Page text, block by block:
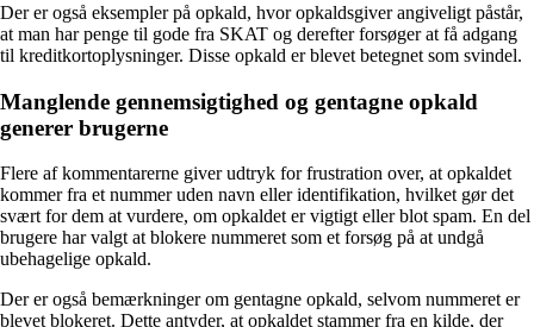
Der er også eksempler på opkald, hvor opkaldsgiver angiveligt påstår,
at man har penge til gode fra SKAT og derefter forsøger at få adgang
til kreditkortoplysninger. Disse opkald er blevet betegnet som svindel.
Manglende gennemsigtighed og gentagne opkald
generer brugerne
Flere af kommentarerne giver udtryk for frustration over, at opkaldet
kommer fra et nummer uden navn eller identifikation, hvilket gør det
svært for dem at vurdere, om opkaldet er vigtigt eller blot spam. En del
brugere har valgt at blokere nummeret som et forsøg på at undgå
ubehagelige opkald.
Der er også bemærkninger om gentagne opkald, selvom nummeret er
blevet blokeret. Dette antyder, at opkaldet stammer fra en kilde, der